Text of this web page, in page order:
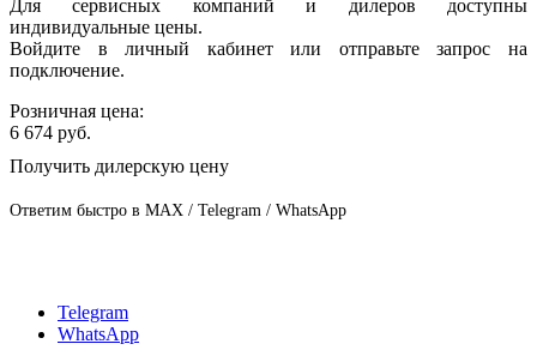
Для сервисных компаний и дилеров доступны
индивидуальные цены.
Войдите в личный кабинет или отправьте запрос на
подключение.
Розничная цена:
6 674 руб.
Получить дилерскую цену
Ответим быстро в MAX / Telegram / WhatsApp
Telegram
WhatsApp